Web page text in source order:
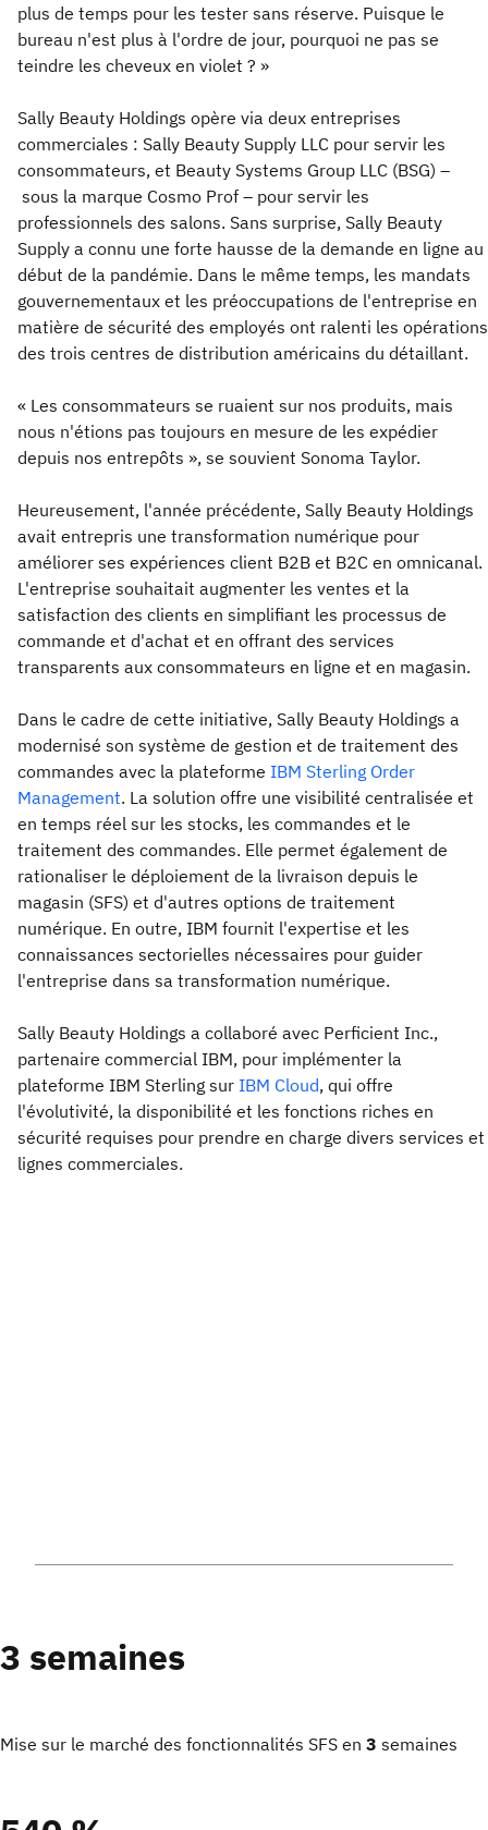
plus de temps pour les tester sans réserve. Puisque le
bureau n'est plus à l'ordre de jour, pourquoi ne pas se
teindre les cheveux en violet ? »
Sally Beauty Holdings opère via deux entreprises
commerciales : Sally Beauty Supply LLC pour servir les
consommateurs, et Beauty Systems Group LLC (BSG) –
sous la marque Cosmo Prof – pour servir les
professionnels des salons. Sans surprise, Sally Beauty
Supply a connu une forte hausse de la demande en ligne au
début de la pandémie. Dans le même temps, les mandats
gouvernementaux et les préoccupations de l'entreprise en
matière de sécurité des employés ont ralenti les opérations
des trois centres de distribution américains du détaillant.
« Les consommateurs se ruaient sur nos produits, mais
nous n'étions pas toujours en mesure de les expédier
depuis nos entrepôts », se souvient Sonoma Taylor.
Heureusement, l'année précédente, Sally Beauty Holdings
avait entrepris une transformation numérique pour
améliorer ses expériences client B2B et B2C en omnicanal.
L'entreprise souhaitait augmenter les ventes et la
satisfaction des clients en simplifiant les processus de
commande et d'achat et en offrant des services
transparents aux consommateurs en ligne et en magasin.
Dans le cadre de cette initiative, Sally Beauty Holdings a
modernisé son système de gestion et de traitement des
commandes avec la plateforme IBM Sterling Order
Management. La solution offre une visibilité centralisée et
en temps réel sur les stocks, les commandes et le
traitement des commandes. Elle permet également de
rationaliser le déploiement de la livraison depuis le
magasin (SFS) et d'autres options de traitement
numérique. En outre, IBM fournit l'expertise et les
connaissances sectorielles nécessaires pour guider
l'entreprise dans sa transformation numérique.
Sally Beauty Holdings a collaboré avec Perficient Inc.,
partenaire commercial IBM, pour implémenter la
plateforme IBM Sterling sur IBM Cloud, qui offre
l'évolutivité, la disponibilité et les fonctions riches en
sécurité requises pour prendre en charge divers services et
lignes commerciales.
3 semaines
Mise sur le marché des fonctionnalités SFS en 3 semaines